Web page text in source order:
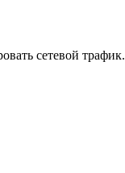
сетевой трафик.